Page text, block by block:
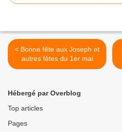
< Bonne fête aux Joseph et
autres fêtes du 1er mai
Hébergé par Overblog
Top articles
Pages